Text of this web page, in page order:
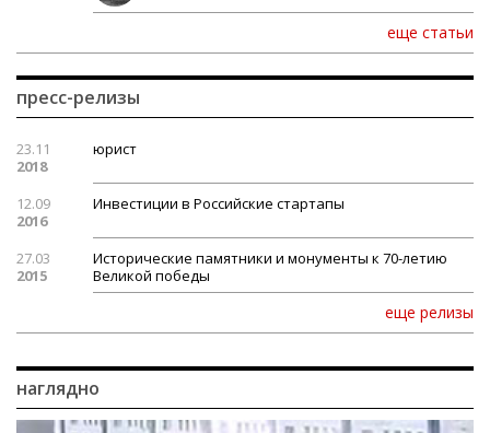
еще статьи
пресс-релизы
23.11
2018
юрист
12.09
2016
Инвестиции в Российские стартапы
27.03
2015
Исторические памятники и монументы к 70-летию
Великой победы
еще релизы
наглядно